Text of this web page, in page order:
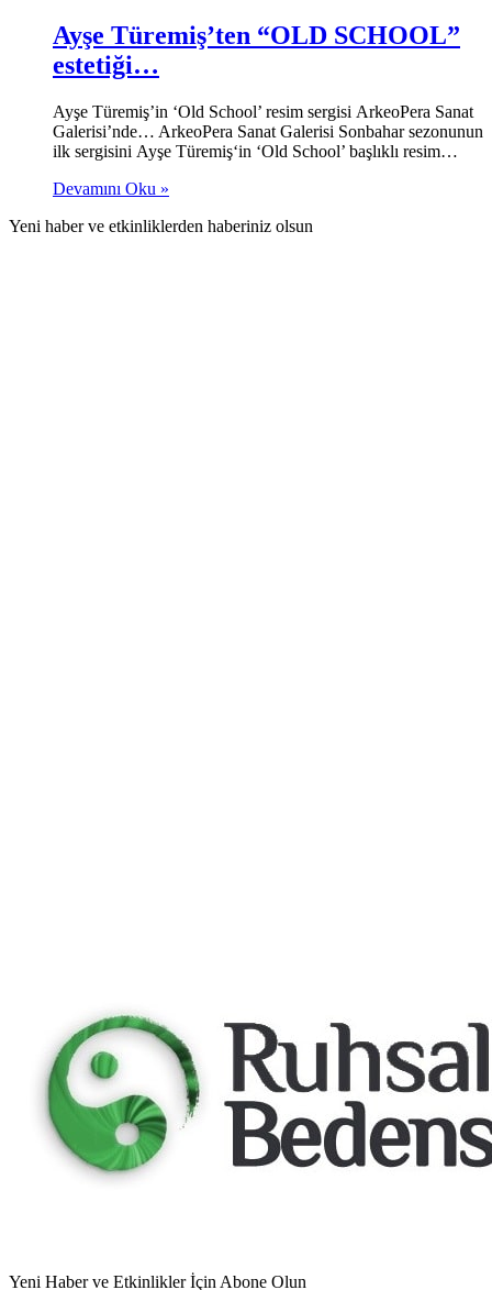
Ayşe Türemiş’ten “OLD SCHOOL”
estetiği…
Ayşe Türemiş’in ‘Old School’ resim sergisi ArkeoPera Sanat
Galerisi’nde… ArkeoPera Sanat Galerisi Sonbahar sezonunun
ilk sergisini Ayşe Türemiş‘in ‘Old School’ başlıklı resim…
Devamını Oku »
Yeni haber ve etkinliklerden haberiniz olsun
Yeni Haber ve Etkinlikler İçin Abone Olun